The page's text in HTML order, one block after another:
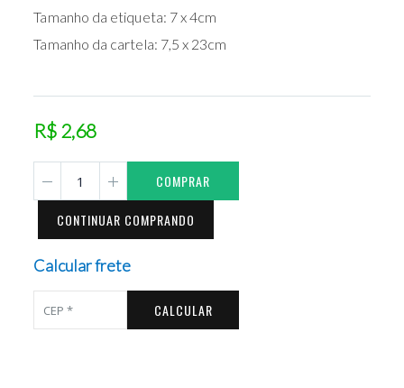
Tamanho da etiqueta: 7 x 4cm
Tamanho da cartela: 7,5 x 23cm
R$ 2,68
COMPRAR
CONTINUAR COMPRANDO
Calcular frete
CALCULAR